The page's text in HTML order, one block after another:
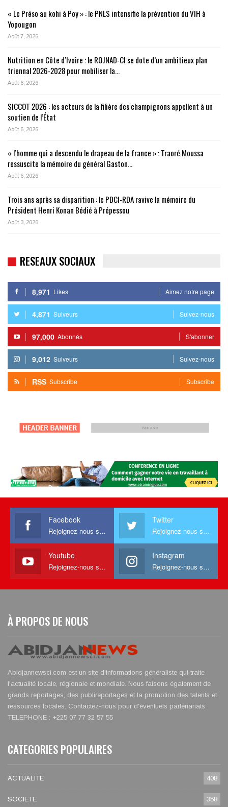
« Le Préso au kohi à Poy » : le PNLS intensifie la prévention du VIH à
Yopougon
Août 7, 2026
Nutrition en Côte d’Ivoire : le ROJNAD-CI se dote d’un ambitieux plan
triennal 2026-2028 pour mobiliser la…
Août 6, 2026
SICCOT 2026 : les acteurs de la filière des champignons appellent à un
soutien de l’État
Août 6, 2026
« l’homme qui a descendu le drapeau de la france » : Traoré Moussa
ressuscite la mémoire du général Gaston…
Août 6, 2026
Trois ans après sa disparition : le PDCI-RDA ravive la mémoire du
Président Henri Konan Bédié à Prépessou
Août 3, 2026
RESEAUX SOCIAUX
8,971 Likes Aimez notre page
4,871 Suiveurs Suivez-nous
97,000 Abonnés S'abonner
9,012 Suiveurs Suivez-nous
RSS Subscribe Subscribe
Facebook
Rejoignez nous sur facebook
Twitter
Rejoignez-nous sur Twitter
Youtube
Rejoignez-nous sur Youtube
Instagram
Rejoignez-nous sur Instagram
À PROPOS DE NOUS
Abidjannewsci.com est un site d'informations généraliste qui traite
l'actualité locale, régionale et mondiale. Nous faisons également de
grands reportages, des publireportages et la promotion des talents et
ressources locales. Contactez-nous pour d'éventuels partenariats.
TELEPHONE : +225 07 77 32 57 55
CATEGORIES POPULAIRES
ACTUALITE 408
SOCIETE 358